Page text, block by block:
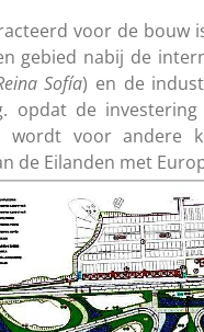
voor de bouw
gebied nabij de
Sofía) en de
opdat de
wordt voor andere
de Eilanden met